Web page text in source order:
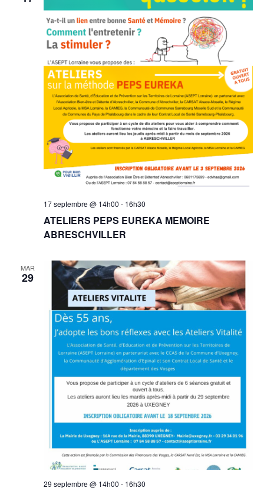
de
ATELIERS PEPS EUREKA MEMOIRE
ABRESCHVILLER
17 septembre @ 14h00 - 16h30
MAR
29
29 septembre @ 14h00 - 16h30